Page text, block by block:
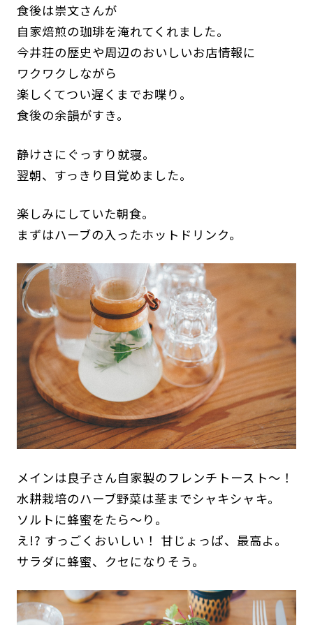
食後は崇文さんが
自家焙煎の珈琲を淹れてくれました。
今井荘の歴史や周辺のおいしいお店情報に
ワクワクしながら
楽しくてつい遅くまでお喋り。
食後の余韻がすき。
静けさにぐっすり就寝。
翌朝、すっきり目覚めました。
楽しみにしていた朝食。
まずはハーブの入ったホットドリンク。
メインは良子さん自家製のフレンチトースト～！
水耕栽培のハーブ野菜は茎までシャキシャキ。
ソルトに蜂蜜をたら～り。
え!? すっごくおいしい！ 甘じょっぱ、最高よ。
サラダに蜂蜜、クセになりそう。